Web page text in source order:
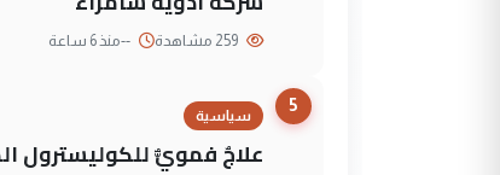
--منذ 6 ساعة
5
سياسية
علاجٌ فمويٌّ للكوليسترول